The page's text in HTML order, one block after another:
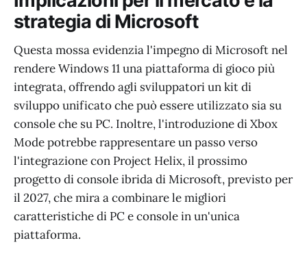
strategia di Microsoft
Questa mossa evidenzia l'impegno di Microsoft nel
rendere Windows 11 una piattaforma di gioco più
integrata, offrendo agli sviluppatori un kit di
sviluppo unificato che può essere utilizzato sia su
console che su PC. Inoltre, l'introduzione di Xbox
Mode potrebbe rappresentare un passo verso
l'integrazione con Project Helix, il prossimo
progetto di console ibrida di Microsoft, previsto per
il 2027, che mira a combinare le migliori
caratteristiche di PC e console in un'unica
piattaforma.